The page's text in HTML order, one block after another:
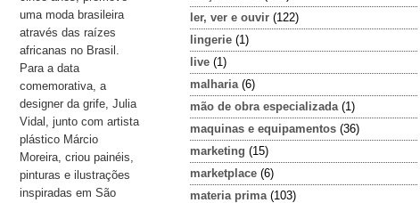
ler, ver e ouvir (122)
lingerie (1)
live (1)
malharia (6)
mão de obra especializada (1)
maquinas e equipamentos (36)
marketing (15)
marketplace (6)
materia prima (103)
uma moda brasileira
através das raízes
africanas no Brasil.
Para a data
comemorativa, a
designer da grife, Julia
Vidal, junto com artista
plástico Márcio
Moreira, criou painéis,
pinturas e ilustrações
inspiradas em São